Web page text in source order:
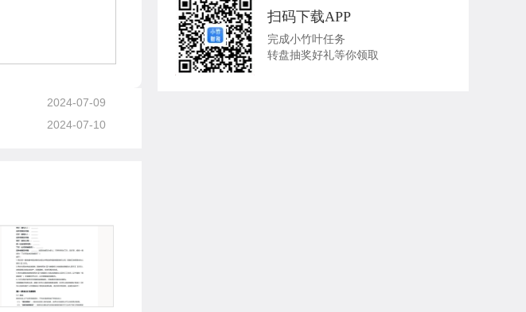
2024-07-09
2024-07-10
扫码下载APP
完成小竹叶任务
转盘抽奖好礼等你领取